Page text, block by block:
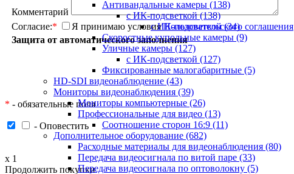
Антивандальные камеры (138)
с ИК-подсветкой(138)
с ИК-подсветкой(34)
Скоростные купольные камеры (9)
Уличные камеры (127)
с ИК-подсветкой (127)
Фиксированные малогабаритные (5)
HD-SDI видеонаблюдение (43)
Мониторы видеонаблюдения (39)
Мониторы компьютерные (26)
Профессиональные для видео (13)
Соотношение сторон 16:9 (11)
Дополнительное оборудование (682)
Расходные материалы для видеонаблюдения (80)
Передача видеосигнала по витой паре (33)
Передача видеосигнала по оптоволокну (5)
Комментарий
Согласие:* Я принимаю условияПользовательского соглашения
Защита от автоматического заполнения
* - обязательные поля
- Оповестить
x 1
Продолжить покупки